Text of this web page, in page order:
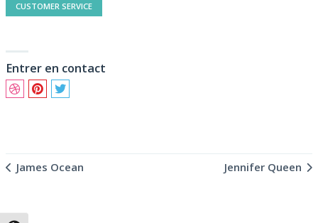
CUSTOMER SERVICE
Entrer en contact
James Ocean Jennifer Queen